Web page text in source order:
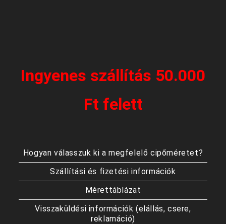
Ingyenes szállítás 50.000
Ft felett
Hogyan válasszuk ki a megfelelő cipőméretet?
Szállítási és fizetési információk
Mérettáblázat
Visszaküldési információk (elállás, csere,
reklamáció)